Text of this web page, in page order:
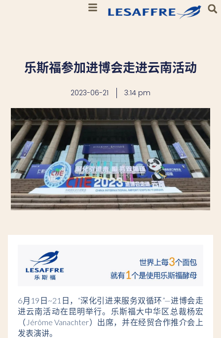
乐斯福参加进博会走进云南活动
2023-06-21 3:14 pm
6月19日~21日，“深化引进来服务双循环”—进博会走
进云南活动在昆明举行。乐斯福大中华区总裁杨宏
（Jérôme Vanachter）出席，并在经贸合作推介会上
发表演讲。